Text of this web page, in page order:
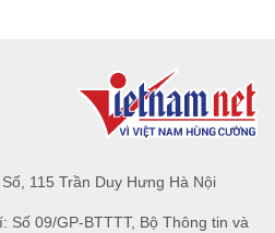
115 Trần Duy Hưng Hà Nội
Số 09/GP-BTTTT, Bộ Thông tin và